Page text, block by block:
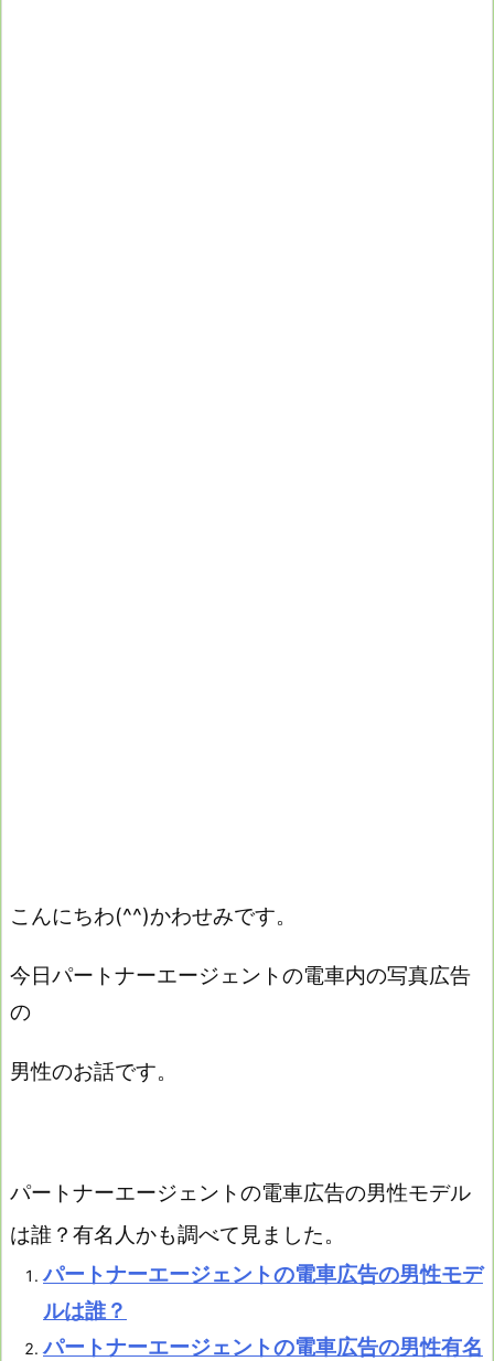
こんにちわ(^^)かわせみです。
今日パートナーエージェントの電車内の写真広告
の
男性のお話です。
パートナーエージェントの電車広告の男性モデル
は誰？ 有名人かも調べて見ました。
パートナーエージェントの電車広告の男性モデ
ルは誰？
パートナーエージェントの電車広告の男性有名